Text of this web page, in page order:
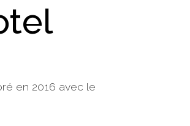
en 2016 avec le